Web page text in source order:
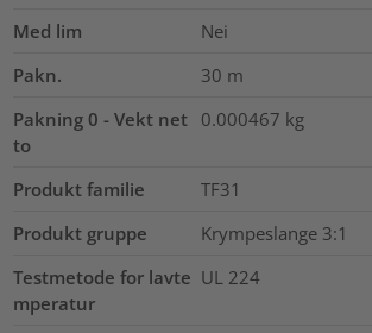
Med lim
Nei
Pakn.
30 m
Pakning 0 - Vekt net
to
0.000467 kg
Produkt familie
TF31
Produkt gruppe
Krympeslange 3:1
Testmetode for lavte
mperatur
UL 224